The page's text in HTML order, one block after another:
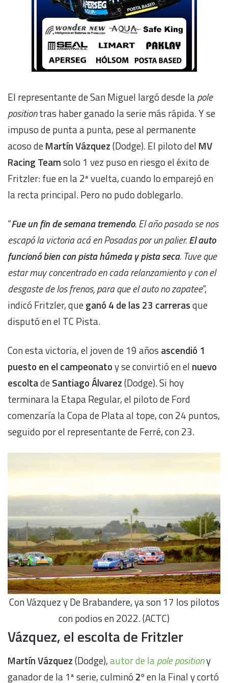
El representante de San Miguel largó desde lapole
positiontras haber ganado la serie más rápida. Y se
impuso de punta a punta, pese al permanente
acoso deMartín Vázquez(Dodge). El piloto del MV
Racing Teamsolo 1 vez puso en riesgo el éxito de
Fritzler: fue en la 2ª vuelta, cuando lo emparejó en
la recta principal. Pero no pudo doblegarlo.
“Fue un fin de semana tremendo. El año pasado se nos
escapó la victoria acá en Posadas por un palier.El auto
funcionó bien con pista húmeda y pista seca. Tuve que
estar muy concentrado en cada relanzamiento y con el
desgaste de los frenos, para que el auto no zapatee”,
indicó Fritzler, queganó 4 de las 23 carrerasque
disputó en el TC Pista.
Con esta victoria, el joven de 19 años ascendió 1
puesto en el campeonatoy se convirtió en el nuevo
escoltadeSantiago Álvarez(Dodge). Si hoy
terminara la Etapa Regular, el piloto de Ford
comenzaría la Copa de Plata al tope, con 24 puntos,
seguido por el representante de Ferré, con 23.
Con Vázquez y De Brabandere, ya son 17 los pilotos
con podios en 2022. (ACTC)
Vázquez, el escolta de Fritzler
Martín Vázquez(Dodge),autor de lapole positiony
ganador de la 1ª serie, culminó 2º en la Final y cortó